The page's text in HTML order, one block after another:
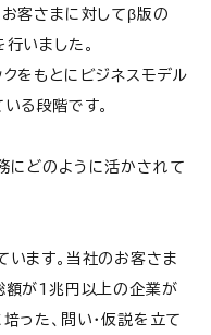
お客さまに対してβ版の
いました。
をもとにビジネスモデル
る段階です。
にどのように活かされて
います。当社のお客さま
額が1兆円以上の企業が
った、問い・仮説を立て